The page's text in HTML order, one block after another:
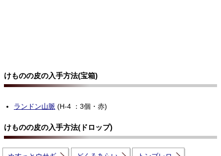
けものの皮の入手方法(宝箱)
ランドン山脈 (H-4 ：3個・赤)
けものの皮の入手方法(ドロップ)